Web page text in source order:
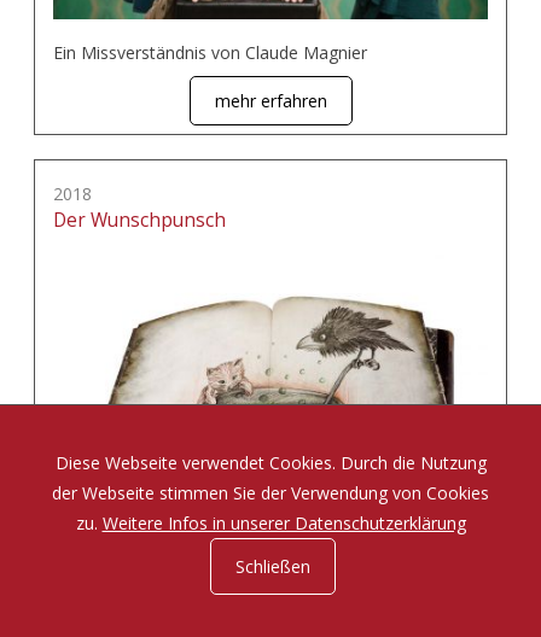
Ein Missverständnis von Claude Magnier
mehr erfahren
2018
Der Wunschpunsch
Eine Zauberposse von Michael Ende
Diese Webseite verwendet Cookies. Durch die Nutzung
der Webseite stimmen Sie der Verwendung von Cookies
zu. Weitere Infos in unserer Datenschutzerklärung
Schließen